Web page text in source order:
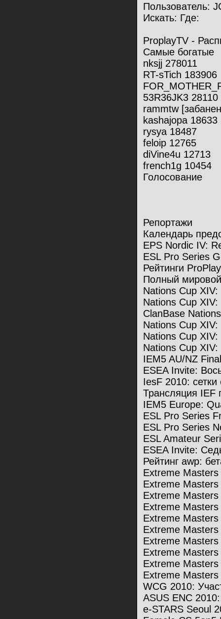
Пользователь:
Искать: Где:
ProplayTV -
Самые богатые
nksjj 278011
RT-sTich 183906
53R36JK3 28110
rammtw
kashajopa 18633
rysya 18487
feloip 12765
diVine4u 12713
french1g 10454
Голосование
Репортажи
Календарь
EPS Nordic IV:
ESL Pro Series
Рейтинги
Полный
Nations Cup
Nations Cup
ClanBase
Nations Cup XIV:
Nations Cup
Nations Cup
IEM5 AU/NZ
ESEA Invite:
IesF 2010: сетки
Трансляция IEF
IEM5 Europe:
ESL Pro Series
ESL Pro Series
ESL Amateur
ESEA Invite:
Рейтинг awp:
Extreme
Extreme
Extreme
Extreme
Extreme
Extreme
Extreme
Extreme
Extreme
Extreme
WCG 2010:
ASUS ENC
e-STARS Seoul